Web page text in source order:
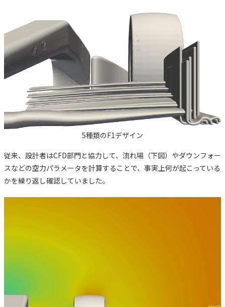
5種類のF1デザイン
従来、設計者はCFD部門と協力して、流れ場（下図）やダウンフォー
スなどの空力パラメータを計算することで、事実上何が起こっている
かを繰り返し確認していました。